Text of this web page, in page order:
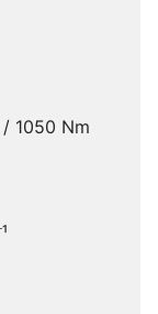
1050 Nm